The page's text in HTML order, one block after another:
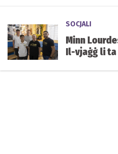
SOCJALI
Minn
Il-vjaġġ li